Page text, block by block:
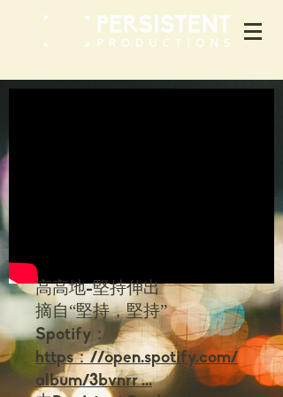
高高地-堅持伸出
摘自“堅持，堅持”
Spotify：
https：//open.spotify.com/
album/3bvnrr ...